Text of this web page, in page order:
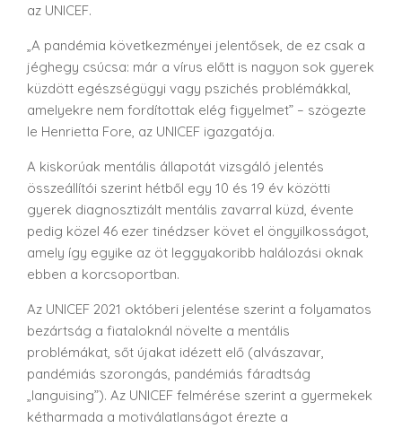
az UNICEF.
„A pandémia következményei jelentősek, de ez csak a
jéghegy csúcsa: már a vírus előtt is nagyon sok gyerek
küzdött egészségügyi vagy pszichés problémákkal,
amelyekre nem fordítottak elég figyelmet” – szögezte
le Henrietta Fore, az UNICEF igazgatója.
A kiskorúak mentális állapotát vizsgáló jelentés
összeállítói szerint hétből egy 10 és 19 év közötti
gyerek diagnosztizált mentális zavarral küzd, évente
pedig közel 46 ezer tinédzser követ el öngyilkosságot,
amely így egyike az öt leggyakoribb halálozási oknak
ebben a korcsoportban.
Az UNICEF 2021 októberi jelentése szerint a folyamatos
bezártság a fiataloknál növelte a mentális
problémákat, sőt újakat idézett elő (alvászavar,
pandémiás szorongás, pandémiás fáradtság
„languising”). Az UNICEF felmérése szerint a gyermekek
kétharmada a motiválatlanságot érezte a